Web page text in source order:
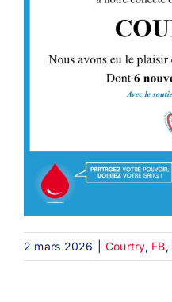
2 mars 2026 Courtry, FB,